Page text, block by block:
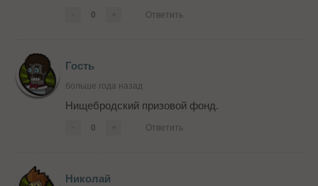
0 Ответить
Гость
больше года назад
Нищебродский призовой фонд.
0 Ответить
Николай